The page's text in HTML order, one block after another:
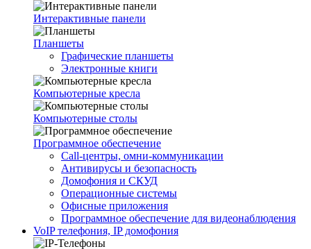
Интерактивные панели
Планшеты
Графические планшеты
Электронные книги
Компьютерные кресла
Компьютерные столы
Программное обеспечение
Call-центры, омни-коммуникации
Антивирусы и безопасность
Домофония и СКУД
Операционные системы
Офисные приложения
Программное обеспечение для видеонаблюдения
VoIP телефония, IP домофония